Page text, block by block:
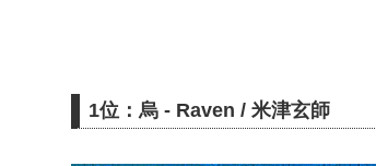
1位：烏 - Raven / 米津玄師